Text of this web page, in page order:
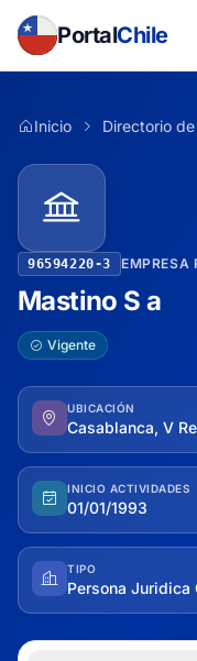
PortalChile
Inicio Directorio
96594220-3 EMPRESA
Mastino S a
Vigente
UBICACIÓN
Casablanca, V
INICIO ACTIVIDADES
01/01/1993
TIPO
Persona Juridica